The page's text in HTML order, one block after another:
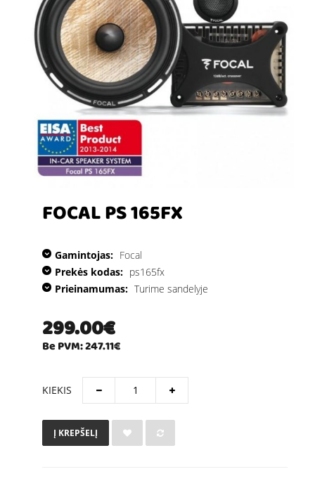
FOCAL PS 165FX
Gamintojas: Focal
Prekės kodas: ps165fx
Prieinamumas: Turime sandelyje
299.00€
Be PVM: 247.11€
KIEKIS
Į KREPŠELĮ